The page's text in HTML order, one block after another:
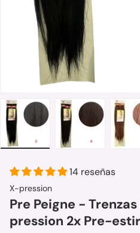
14 reseñas
X-pression
Pre Peigne -
pression 2x Pre-